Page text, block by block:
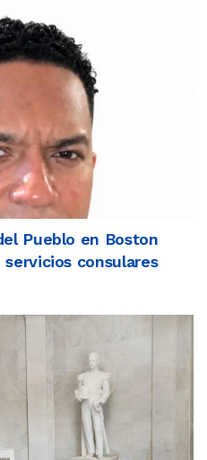
Pueblo en Boston
consulares